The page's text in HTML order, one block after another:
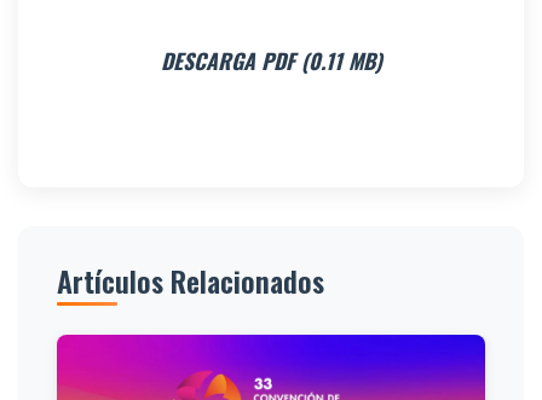
DESCARGA PDF (0.11 MB)
Artículos Relacionados